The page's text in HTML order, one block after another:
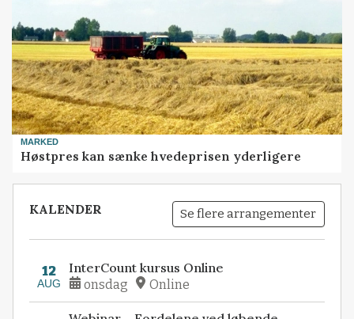
MARKED
Høstpres kan sænke hvedeprisen yderligere
KALENDER Se flere arrangementer
12
AUG
InterCount kursus Online
onsdag Online